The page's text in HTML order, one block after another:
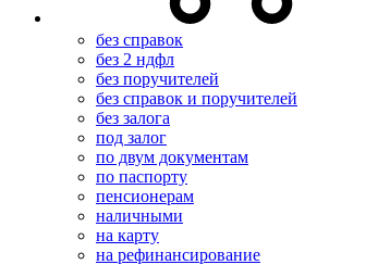
без справок
без 2 ндфл
без поручителей
без справок и поручителей
без залога
под залог
по двум документам
по паспорту
пенсионерам
наличными
на карту
на рефинансирование